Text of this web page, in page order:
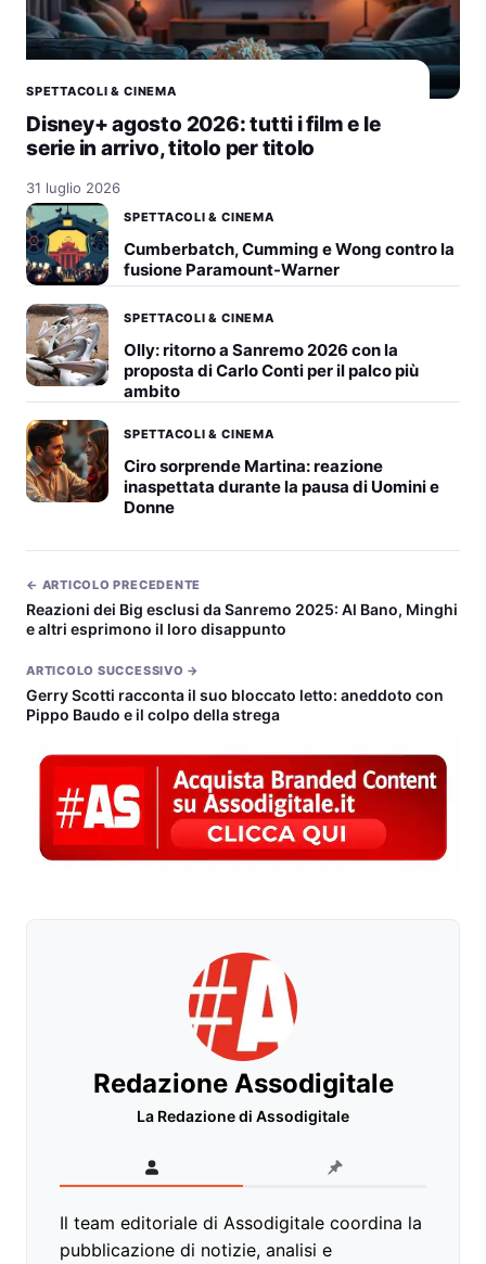
SPETTACOLI & CINEMA
Disney+ agosto 2026: tutti i film e le
serie in arrivo, titolo per titolo
31 luglio 2026
SPETTACOLI & CINEMA
Cumberbatch, Cumming e Wong contro la
fusione Paramount-Warner
SPETTACOLI & CINEMA
Olly: ritorno a Sanremo 2026 con la
proposta di Carlo Conti per il palco più
ambito
SPETTACOLI & CINEMA
Ciro sorprende Martina: reazione
inaspettata durante la pausa di Uomini e
Donne
← ARTICOLO PRECEDENTE
Reazioni dei Big esclusi da Sanremo 2025: Al Bano, Minghi
e altri esprimono il loro disappunto
ARTICOLO SUCCESSIVO →
Gerry Scotti racconta il suo bloccato letto: aneddoto con
Pippo Baudo e il colpo della strega
Redazione Assodigitale
La Redazione di Assodigitale
Il team editoriale di Assodigitale coordina la
pubblicazione di notizie, analisi e